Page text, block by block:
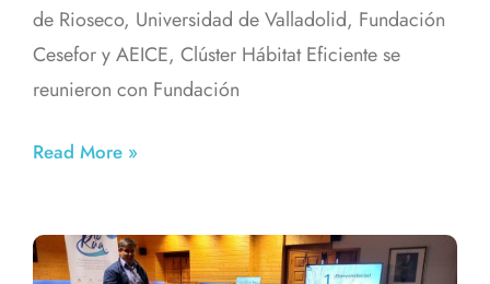
de Rioseco, Universidad de Valladolid, Fundación
Cesefor y AEICE, Clúster Hábitat Eficiente se
reunieron con Fundación
Read More »